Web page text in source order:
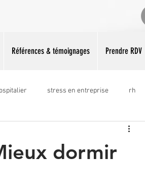
Références & témoignages Prendre RDV
stress en entreprise rh
miss ile-de-france
dormir